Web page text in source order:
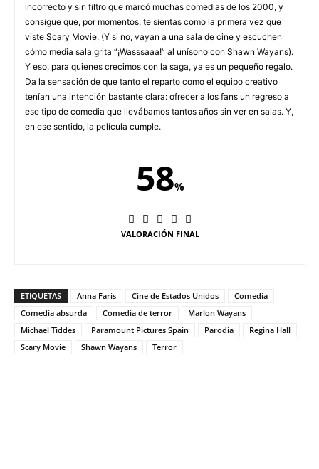
incorrecto y sin filtro que marcó muchas comedias de los 2000, y
consigue que, por momentos, te sientas como la primera vez que
viste Scary Movie. (Y si no, vayan a una sala de cine y escuchen
cómo media sala grita “¡Wasssaaa!” al unísono con Shawn Wayans).
Y eso, para quienes crecimos con la saga, ya es un pequeño regalo.
Da la sensación de que tanto el reparto como el equipo creativo
tenían una intención bastante clara: ofrecer a los fans un regreso a
ese tipo de comedia que llevábamos tantos años sin ver en salas. Y,
en ese sentido, la película cumple.
58%
VALORACIÓN FINAL
ETIQUETAS Anna Faris Cine de Estados Unidos
Comedia
Comedia absurda
Comedia de terror
Marlon Wayans
Michael Tiddes
Paramount Pictures Spain Parodia
Regina Hall
Scary Movie
Shawn Wayans Terror